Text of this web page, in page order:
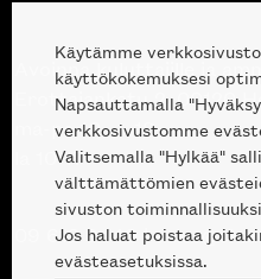
Avoinna kuluttajille ja
Erottajankatu 2, 00120
ma-pe 10 — 18
la 10-17
09 612 9440 |
Käytämme
käyttökokemuksesi
Napsauttamalla
verkkosivustomme
Valitsemalla "Hylkää"
välttämättömien
sivuston
Jos haluat poistaa
evästeasetuksissa.